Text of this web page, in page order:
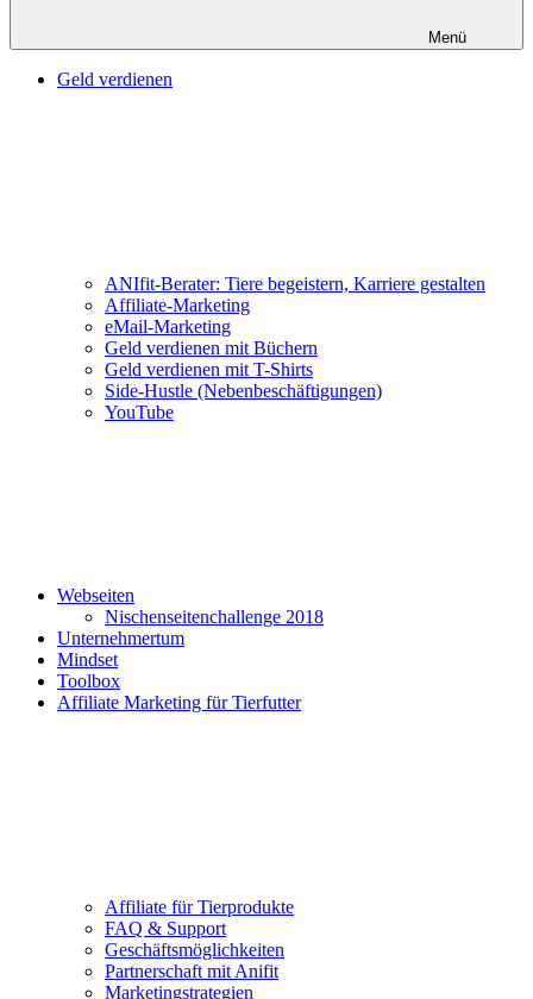
Menü
Geld verdienen
ANIfit-Berater: Tiere begeistern, Karriere gestalten
Affiliate-Marketing
eMail-Marketing
Geld verdienen mit Büchern
Geld verdienen mit T-Shirts
Side-Hustle (Nebenbeschäftigungen)
YouTube
Webseiten
Nischenseitenchallenge 2018
Unternehmertum
Mindset
Toolbox
Affiliate Marketing für Tierfutter
Affiliate für Tierprodukte
FAQ & Support
Geschäftsmöglichkeiten
Partnerschaft mit Anifit
Marketingstrategien